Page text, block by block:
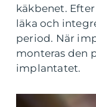
käkbenet.
läka och
period. När
monteras den
implantatet.